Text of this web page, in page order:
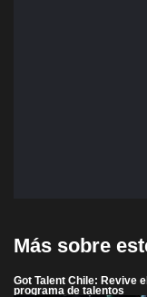
Más sobre
Got Talent Chile: Revive
programa de talentos